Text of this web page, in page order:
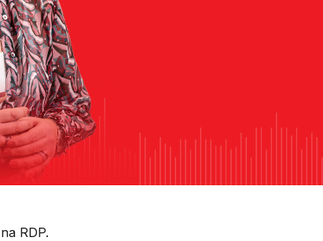
RDP.